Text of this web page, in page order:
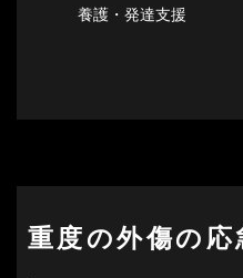
養護・発達支援
重度の外傷の応